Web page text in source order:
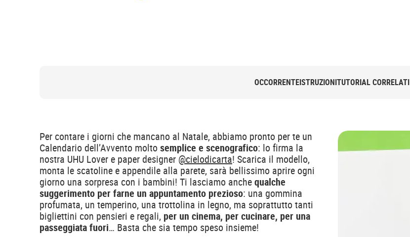
OCCORRENTEISTRUZIONITUTORIAL CORRELATI
Per contare i giorni che mancano al Natale, abbiamo pronto per te un
Calendario dell’Avvento molto semplice e scenografico: lo firma la
nostra UHU Lover e paper designer @cielodicarta! Scarica il modello,
monta le scatoline e appendile alla parete, sarà bellissimo aprire ogni
giorno una sorpresa con i bambini! Ti lasciamo anchequalche
suggerimento per farne un appuntamento prezioso: una gommina
profumata, un temperino, una trottolina in legno, ma soprattutto tanti
bigliettini con pensieri e regali, per un cinema, per cucinare, per una
passeggiata fuori… Basta che sia tempo speso insieme!